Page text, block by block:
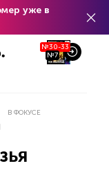
уже в
№30-33
№7
В ФОКУСЕ